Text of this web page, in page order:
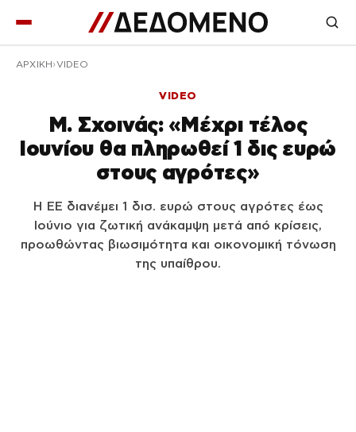
ΑΡΧΙΚΉ VIDEO
VIDEO
Μ. Σχοινάς: «Μέχρι τέλος
Ιουνίου θα πληρωθεί 1 δις ευρώ
στους αγρότες»
Η ΕΕ διανέμει 1 δισ. ευρώ στους αγρότες έως
Ιούνιο για ζωτική ανάκαμψη μετά από κρίσεις,
προωθώντας βιωσιμότητα και οικονομική τόνωση
της υπαίθρου.